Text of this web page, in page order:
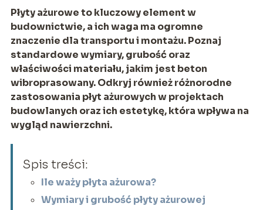
Płyty ażurowe to kluczowy element w
budownictwie, a ich waga ma ogromne
znaczenie dla transportu i montażu. Poznaj
standardowe wymiary, grubość oraz
właściwości materiału, jakim jest beton
wibroprasowany. Odkryj również różnorodne
zastosowania płyt ażurowych w projektach
budowlanych oraz ich estetykę, która wpływa na
wygląd nawierzchni.
Spis treści:
Ile waży płyta ażurowa?
Wymiary i grubość płyty ażurowej